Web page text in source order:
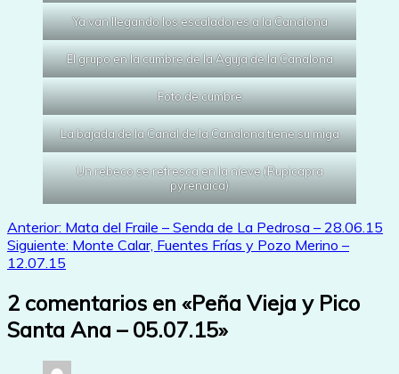
Ya van llegando los escaladores a la Canalona
El grupo en la cumbre de la Aguja de la Canalona
Foto de cumbre
La bajada de la Canal de la Canalona tiene su miga
Un rebeco se refresca en la nieve (Rupicapra
pyrenaica)
Navegación
de
Anterior: Mata del Fraile – Senda de La Pedrosa – 28.06.15
Siguiente: Monte Calar, Fuentes Frías y Pozo Merino –
12.07.15
2 comentarios en «Peña Vieja y Pico
Santa Ana – 05.07.15»